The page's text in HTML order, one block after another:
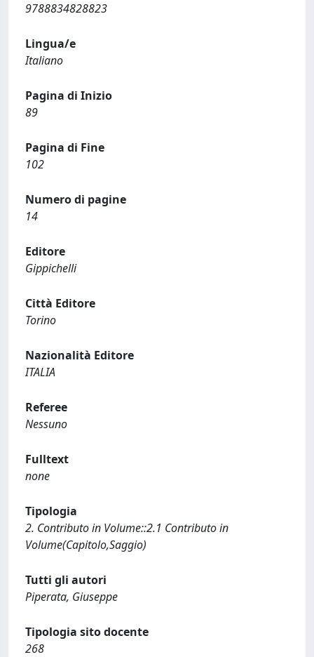
9788834828823
Lingua/e
Italiano
Pagina di Inizio
89
Pagina di Fine
102
Numero di pagine
14
Editore
Gippichelli
Città Editore
Torino
Nazionalità Editore
ITALIA
Referee
Nessuno
Fulltext
none
Tipologia
2. Contributo in Volume::2.1 Contributo in
Volume(Capitolo,Saggio)
Tutti gli autori
Piperata, Giuseppe
Tipologia sito docente
268